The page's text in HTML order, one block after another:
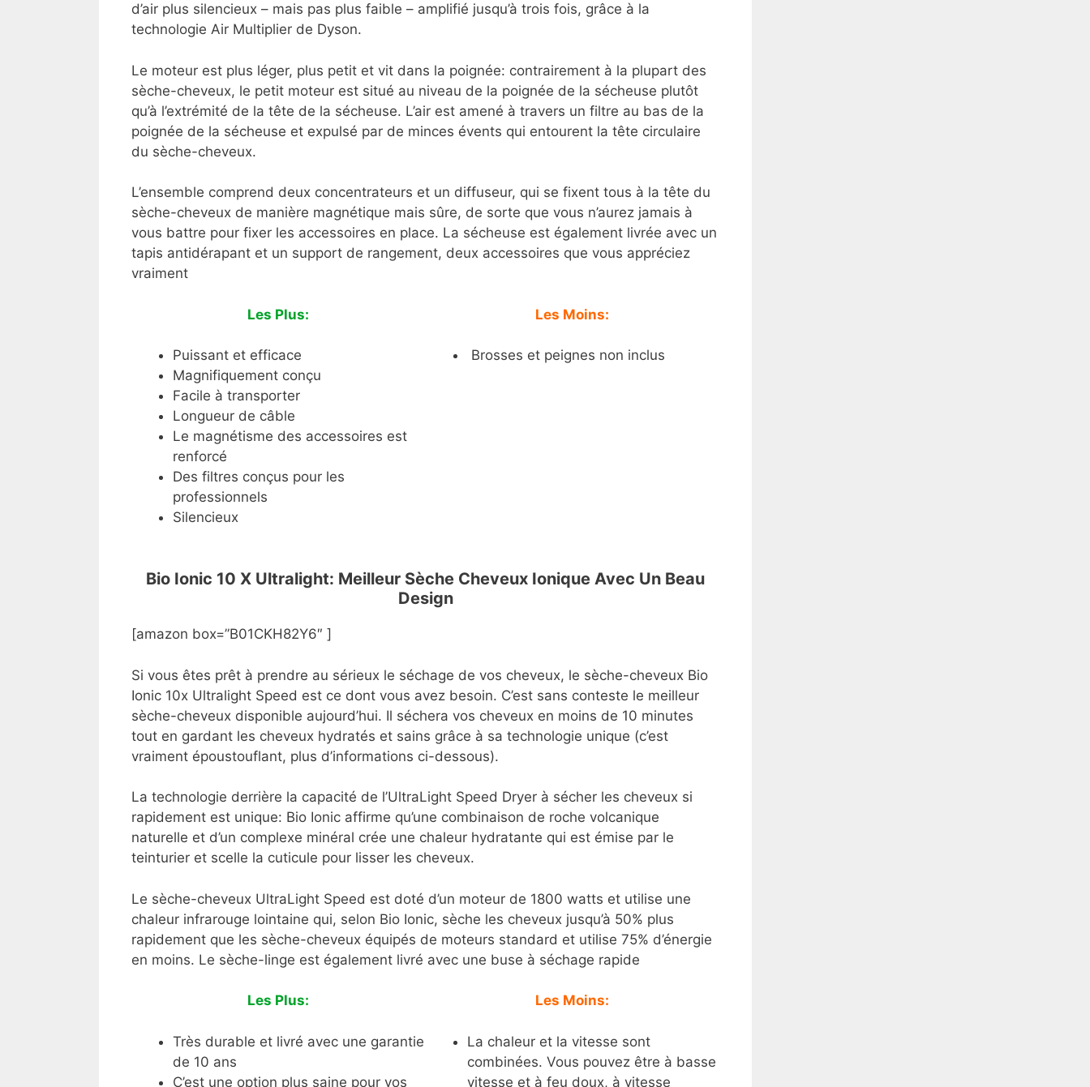
d’air plus silencieux – mais pas plus faible – amplifié jusqu’à trois fois, grâce à la
technologie Air Multiplier de Dyson.
Le moteur est plus léger, plus petit et vit dans la poignée: contrairement à la plupart des
sèche-cheveux, le petit moteur est situé au niveau de la poignée de la sécheuse plutôt
qu’à l’extrémité de la tête de la sécheuse. L’air est amené à travers un filtre au bas de la
poignée de la sécheuse et expulsé par de minces évents qui entourent la tête circulaire
du sèche-cheveux.
L’ensemble comprend deux concentrateurs et un diffuseur, qui se fixent tous à la tête du
sèche-cheveux de manière magnétique mais sûre, de sorte que vous n’aurez jamais à
vous battre pour fixer les accessoires en place. La sécheuse est également livrée avec un
tapis antidérapant et un support de rangement, deux accessoires que vous appréciez
vraiment
Les Plus:
Puissant et efficace
Magnifiquement conçu
Facile à transporter
Longueur de câble
Le magnétisme des accessoires est
renforcé
Des filtres conçus pour les
professionnels
Silencieux
Les Moins:
Brosses et peignes non inclus
Bio Ionic 10 X Ultralight: Meilleur Sèche Cheveux Ionique Avec Un Beau
Design
[amazon box=”B01CKH82Y6″ ]
Si vous êtes prêt à prendre au sérieux le séchage de vos cheveux, le sèche-cheveux Bio
Ionic 10x Ultralight Speed est ce dont vous avez besoin. C’est sans conteste le meilleur
sèche-cheveux disponible aujourd’hui. Il séchera vos cheveux en moins de 10 minutes
tout en gardant les cheveux hydratés et sains grâce à sa technologie unique (c’est
vraiment époustouflant, plus d’informations ci-dessous).
La technologie derrière la capacité de l’UltraLight Speed Dryer à sécher les cheveux si
rapidement est unique: Bio Ionic affirme qu’une combinaison de roche volcanique
naturelle et d’un complexe minéral crée une chaleur hydratante qui est émise par le
teinturier et scelle la cuticule pour lisser les cheveux.
Le sèche-cheveux UltraLight Speed est doté d’un moteur de 1800 watts et utilise une
chaleur infrarouge lointaine qui, selon Bio Ionic, sèche les cheveux jusqu’à 50% plus
rapidement que les sèche-cheveux équipés de moteurs standard et utilise 75% d’énergie
en moins. Le sèche-linge est également livré avec une buse à séchage rapide
Les Plus:
Très durable et livré avec une garantie
de 10 ans
C’est une option plus saine pour vos
Les Moins:
La chaleur et la vitesse sont
combinées. Vous pouvez être à basse
vitesse et à feu doux, à vitesse